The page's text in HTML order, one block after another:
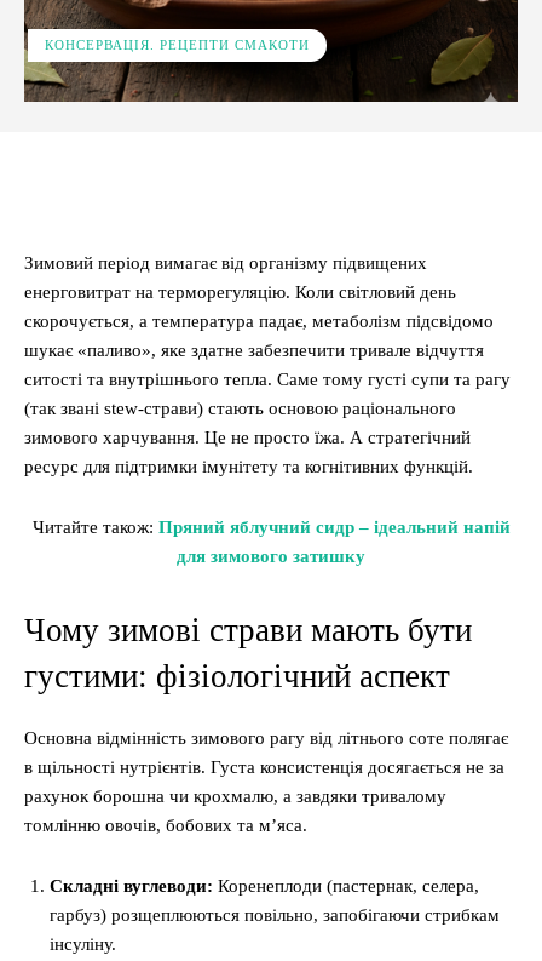
КОНСЕРВАЦІЯ. РЕЦЕПТИ СМАКОТИ
Зимовий період вимагає від організму підвищених
енерговитрат на терморегуляцію. Коли світловий день
скорочується, а температура падає, метаболізм підсвідомо
шукає «паливо», яке здатне забезпечити тривале відчуття
ситості та внутрішнього тепла. Саме тому густі супи та рагу
(так звані stew-страви) стають основою раціонального
зимового харчування. Це не просто їжа. А стратегічний
ресурс для підтримки імунітету та когнітивних функцій.
Читайте також: Пряний яблучний сидр – ідеальний напій
для зимового затишку
Чому зимові страви мають бути
густими: фізіологічний аспект
Основна відмінність зимового рагу від літнього соте полягає
в щільності нутрієнтів. Густа консистенція досягається не за
рахунок борошна чи крохмалю, а завдяки тривалому
томлінню овочів, бобових та м’яса.
Складні вуглеводи: Коренеплоди (пастернак, селера,
гарбуз) розщеплюються повільно, запобігаючи стрибкам
інсуліну.